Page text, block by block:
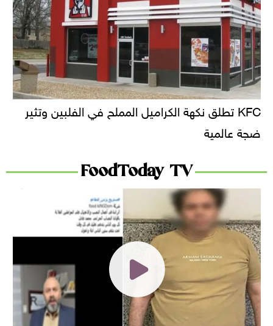
KFC تطلق نكهة الكراميل المملح في الفلبين وتثير
ضجة عالمية
FoodToday TV